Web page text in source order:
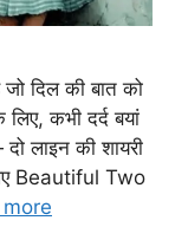
दिल की बात को
कभी दर्द बयां
लाइन की शायरी
Beautiful Two